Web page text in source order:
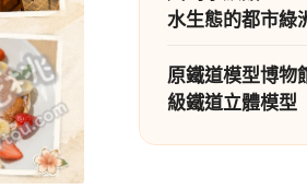
水生態的都市綠
原鐵道模型博物
級鐵道立體模型